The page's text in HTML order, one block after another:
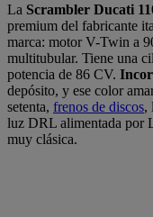
La Scrambler Ducati
premium del fabricante
marca: motor V-Twin a
multitubular. Tiene una
potencia de 86 CV.
depósito, y ese color
setenta, frenos de discos,
luz DRL alimentada por
muy clásica.